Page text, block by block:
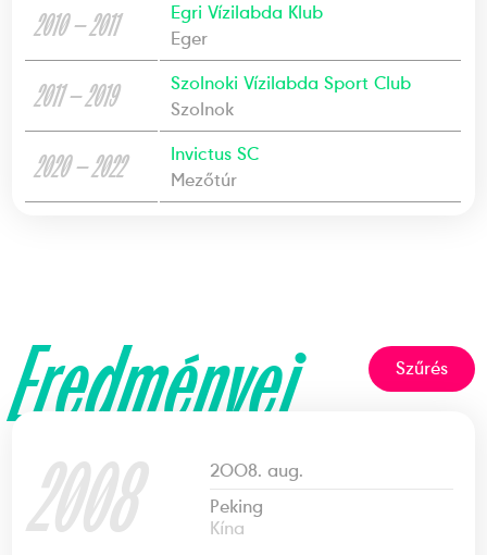
2010 — 2011
Egri Vízilabda Klub
Eger
2011 — 2019
Szolnoki Vízilabda Sport Club
Szolnok
2020 — 2022
Invictus SC
Mezőtúr
Eredményei Szűrés
2008
2008. aug.
Peking
Kína